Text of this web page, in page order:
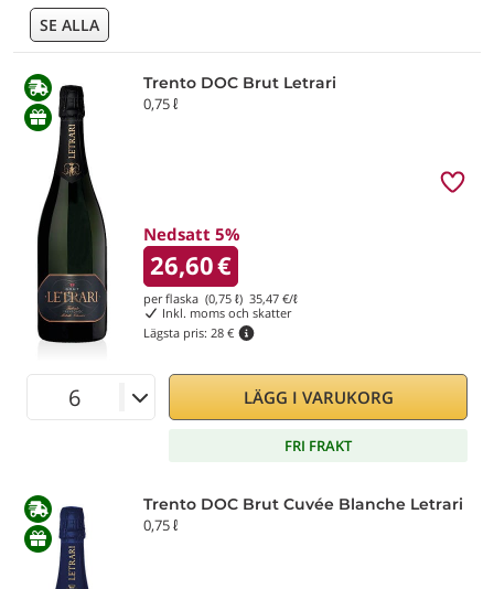
SE ALLA
Trento DOC Brut Letrari
0,75 ℓ
Nedsatt 5%
26,60€
per flaska (0,75 ℓ) 35,47 €/ℓ
Inkl. moms och skatter
Lägsta pris: 28 €
LÄGG I VARUKORG
FRI FRAKT
Trento DOC Brut Cuvée Blanche Letrari
0,75 ℓ